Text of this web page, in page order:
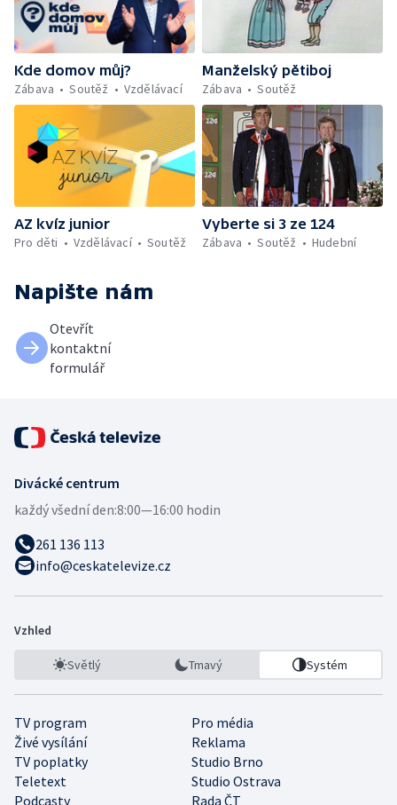
Kde domov můj?
Zábava
Soutěž Vzdělávací
Manželský pětiboj
Zábava
Soutěž
AZ kvíz junior
Pro děti
Vzdělávací Soutěž
Vyberte si 3 ze 124
Zábava
Soutěž Hudební
Napište nám
Otevřít
kontaktní
formulář
Divácké centrum
každý všední den:8:00—16:00 hodin
261 136 113
info@ceskatelevize.cz
Vzhled
Světlý Tmavý Systém
TV program
Pro média
Živé vysílání
Reklama
TV poplatky
Studio Brno
Teletext
Studio Ostrava
Podcasty
Rada ČT